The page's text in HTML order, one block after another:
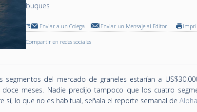
buques
Enviar a un Colega Enviar un Mensaje al Editor
Compartir en redes sociales
del mercado de graneles estarían a
meses. Nadie predijo tampoco que los cuatro
sí, lo que no es habitual, señala el reporte semanal de